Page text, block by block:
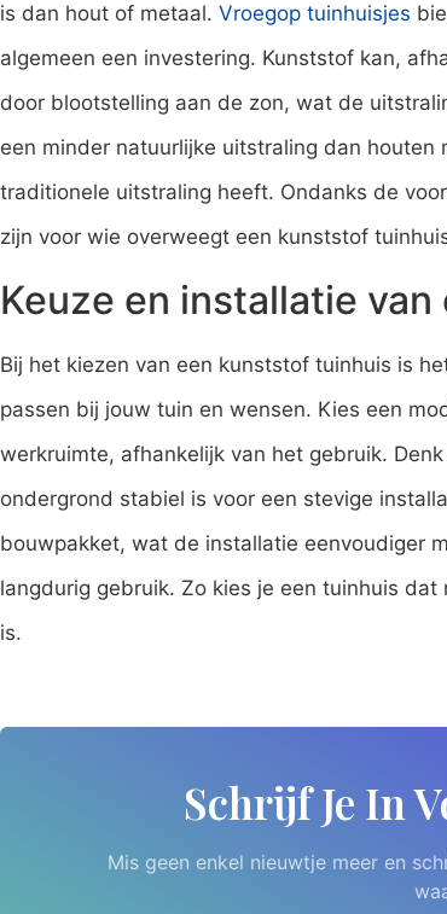
is dan hout of metaal. Vroegop tuinhuisjes
algemeen een investering. Kunststof kan,
door blootstelling aan de zon, wat de
een minder natuurlijke uitstraling dan
traditionele uitstraling heeft. Ondanks de
zijn voor wie overweegt een kunststof
Keuze en installatie
Bij het kiezen van een kunststof tuinhuis is
passen bij jouw tuin en wensen. Kies een
werkruimte, afhankelijk van het gebruik.
ondergrond stabiel is voor een stevige
bouwpakket, wat de installatie eenvoudiger
langdurig gebruik. Zo kies je een tuinhuis
is.
Schrijf Je In
Mis geen enkel nieuwtje meer en